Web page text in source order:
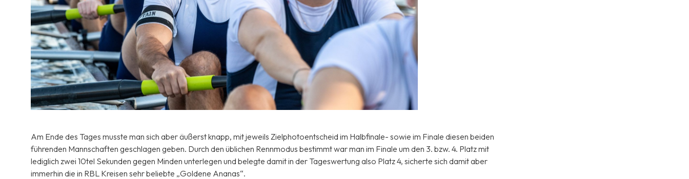
Am Ende des Tages musste man sich aber äußerst knapp, mit jeweils Zielphotoentscheid im Halbfinale- sowie im Finale diesen beiden
führenden Mannschaften geschlagen geben. Durch den üblichen Rennmodus bestimmt war man im Finale um den 3. bzw. 4. Platz mit
lediglich zwei 10tel Sekunden gegen Minden unterlegen und belegte damit in der Tageswertung also Platz 4, sicherte sich damit aber
immerhin die in RBL Kreisen sehr beliebte „Goldene Ananas“.